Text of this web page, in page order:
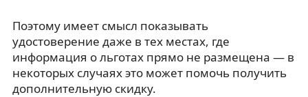
Поэтому имеет смысл показывать
удостоверение даже в тех местах, где
информация о льготах прямо не размещена — в
некоторых случаях это может помочь получить
дополнительную скидку.